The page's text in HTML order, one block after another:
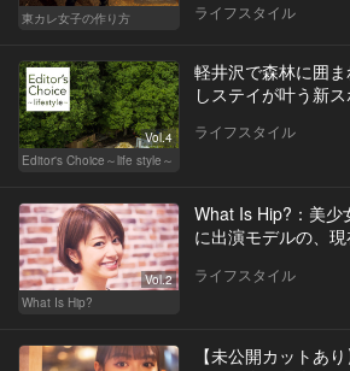
東カレ女子の作り方
ライフスタイル
Vol.4
Editor's Choice～life style～
軽井沢で森林に囲
しステイが叶う新
ライフスタイル
Vol.2
What Is Hip?
What Is Hip?：美少
に出演モデルの、現
ライフスタイル
【未公開カットあ